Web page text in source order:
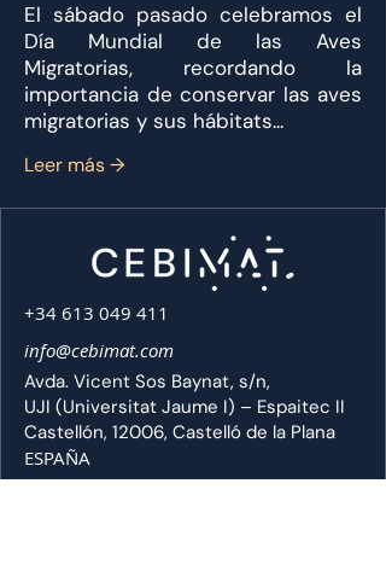
El sábado pasado celebramos el
Día Mundial de las Aves
Migratorias, recordando la
importancia de conservar las aves
migratorias y sus hábitats...
Leer más →
+34 613 049 411
info@cebimat.com
Avda. Vicent Sos Baynat, s/n,
UJI (Universitat Jaume I) – Espaitec II
Castellón, 12006, Castelló de la Plana
ESPAÑA